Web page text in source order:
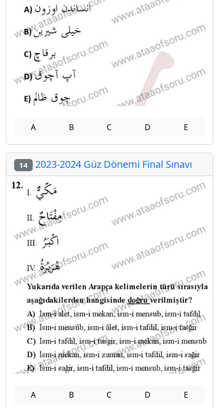
A B C D E
14 2023-2024 Güz Dönemi Final Sınavı
A B C D E